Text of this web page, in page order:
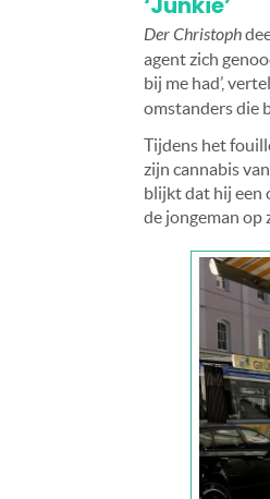
Der Christoph
agent zich
bij me had’,
omstanders die
Tijdens het
zijn cannabis
blijkt dat hij een
de jongeman op